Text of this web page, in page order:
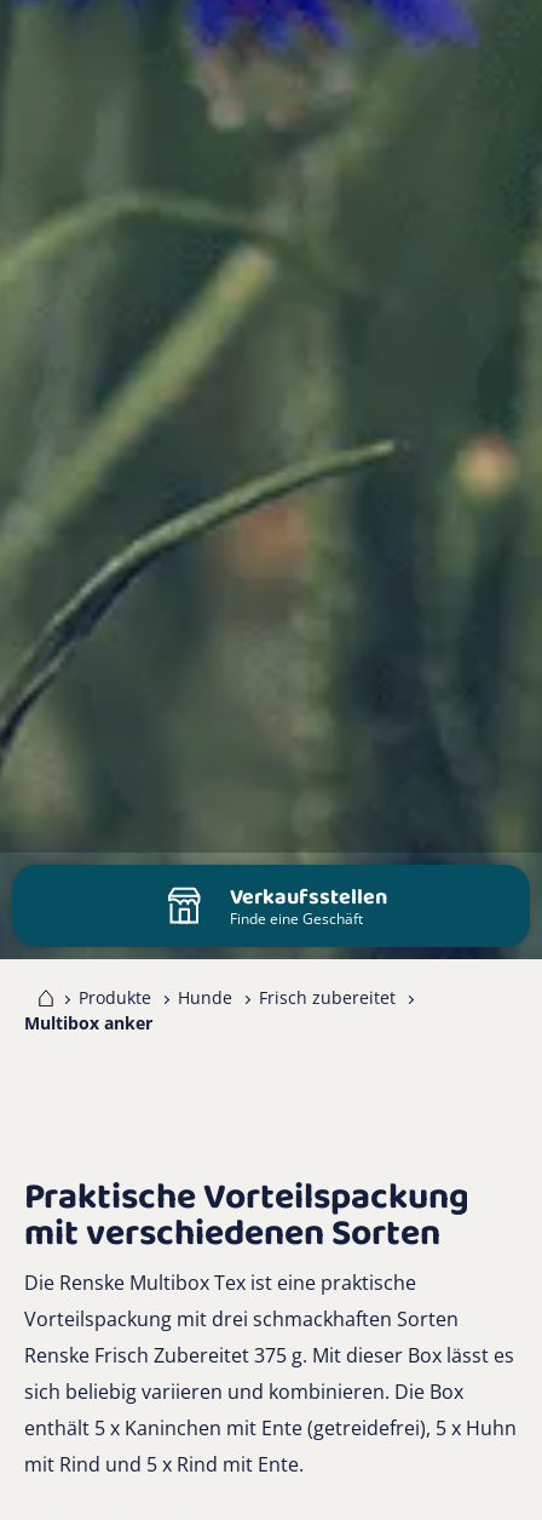
Verkaufsstellen
Finde eine Geschäft
Produkte Hunde
Frisch zubereitet
Multibox anker
Praktische Vorteilspackung
mit verschiedenen Sorten
Die Renske Multibox Tex ist eine praktische
Vorteilspackung mit drei schmackhaften Sorten
Renske Frisch Zubereitet 375 g. Mit dieser Box lässt es
sich beliebig variieren und kombinieren. Die Box
enthält 5 x Kaninchen mit Ente (getreidefrei), 5 x Huhn
mit Rind und 5 x Rind mit Ente.